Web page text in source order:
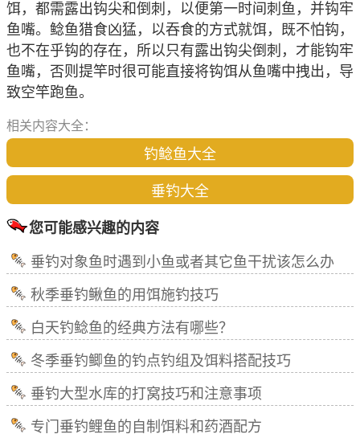
饵，都需露出钩尖和倒刺，以便第一时间刺鱼，并钩牢
鱼嘴。鲶鱼猎食凶猛，以吞食的方式就饵，既不怕钩，
也不在乎钩的存在，所以只有露出钩尖倒刺，才能钩牢
鱼嘴，否则提竿时很可能直接将钩饵从鱼嘴中拽出，导
致空竿跑鱼。
相关内容大全：
钓鲶鱼大全
垂钓大全
您可能感兴趣的内容
垂钓对象鱼时遇到小鱼或者其它鱼干扰该怎么办
秋季垂钓鳅鱼的用饵施钓技巧
白天钓鲶鱼的经典方法有哪些？
冬季垂钓鲫鱼的钓点钓组及饵料搭配技巧
垂钓大型水库的打窝技巧和注意事项
专门垂钓鲤鱼的自制饵料和药酒配方